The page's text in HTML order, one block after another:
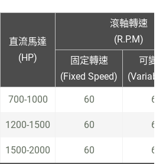
直流馬達
(HP)
滾軸轉速
(R.P.M)
固定轉速
(Fixed Speed)
可變
700-1000 60
1200-1500 60
1500-2000 60